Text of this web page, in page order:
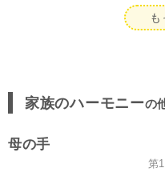
も
家族のハーモニーの
母の手
第